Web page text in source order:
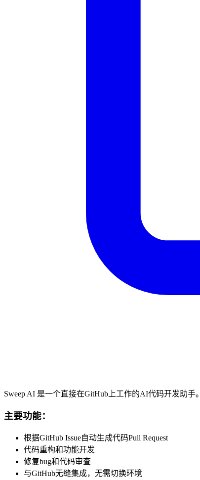
Sweep AI 是一个直接在GitHub上工作的AI代码开发助手。
主要功能：
根据GitHub Issue自动生成代码Pull Request
代码重构和功能开发
修复bug和代码审查
与GitHub无缝集成，无需切换环境